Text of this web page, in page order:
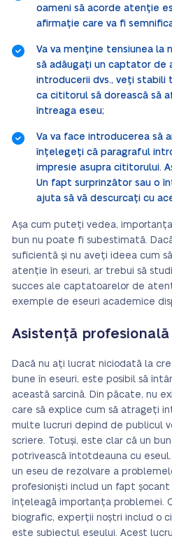
oameni să acorde atenție
afirmație care va fi
Va va menține tensiunea la
să adăugați un captator de
introducerii dvs., veți stabili
ca cititorul să dorească să
întreaga eseu;
Va va face introducerea să
înțelegeți că paragraful
impresie asupra cititorului.
Un fapt surprinzător sau o
ajuta să vă descurcați cu
Așa cum puteți vedea,
bun nu poate fi subestimată.
suficientă și nu aveți ideea cum
atenție în eseuri, ar trebui să
succes ale captatoarelor de
exemple de eseuri academice
Asistență
Dacă nu ați lucrat niciodată la
bune în eseuri, este posibil să
această sarcină. Din păcate, nu
care să explice cum să atrageți
multe lucruri depind de publicul
scriere. Totuși, este clar că un
potrivească întotdeauna cu
un eseu de rezolvare a
profesioniști includ un fapt
înțeleagă importanța problemei.
biografic, experții noștri includ o
este subiectul eseului. Acest